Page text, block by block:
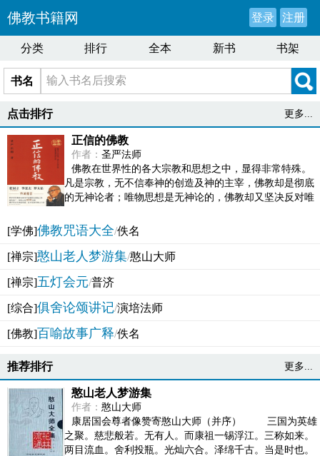
佛教书籍网 登录 注册
分类 排行 全本 新书 书架
书名
点击排行 更多...
正信的佛教
作者： 圣严法师
佛教在世界性的各大宗教和思想之中，显得非常特殊。
凡是宗教，无不信奉神的创造及神的主宰，佛教却是彻底
的无神论者；唯物思想是无神论的，佛教却又坚决反对唯
[学佛]佛教咒语大全/佚名
[禅宗]憨山老人梦游集/憨山大师
[禅宗]五灯会元/普济
[综合]俱舍论颂讲记/演培法师
[佛教]百喻故事广释/佚名
推荐排行 更多...
憨山老人梦游集
作者： 憨山大师
康居国会尊者像赞寄憨山大师（并序） 三国为英雄
之聚。慈悲般若。无有人。而康祖一锡浮江。三称如来。
两目流血。舍利投瓶。光灿六合。泽绵千古。当是时也。